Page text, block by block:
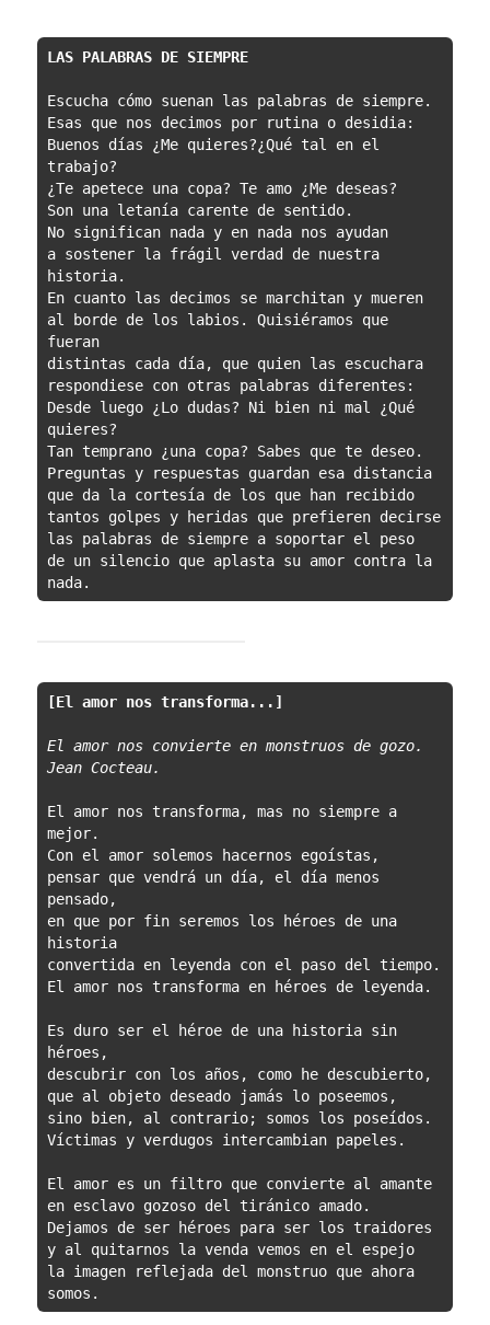
Escucha cómo suenan las palabras de siempre.
Esas que nos decimos por rutina o desidia:
Buenos días ¿Me quieres?¿Qué tal en el
trabajo?
¿Te apetece una copa? Te amo ¿Me deseas?
Son una letanía carente de sentido.
No significan nada y en nada nos ayudan
a sostener la frágil verdad de nuestra
historia.
En cuanto las decimos se marchitan y mueren
al borde de los labios. Quisiéramos que
fueran
distintas cada día, que quien las escuchara
respondiese con otras palabras diferentes:
Desde luego ¿Lo dudas? Ni bien ni mal ¿Qué
quieres?
Tan temprano ¿una copa? Sabes que te deseo.
Preguntas y respuestas guardan esa distancia
que da la cortesía de los que han recibido
tantos golpes y heridas que prefieren decirse
las palabras de siempre a soportar el peso
de un silencio que aplasta su amor contra la
nada.
[El amor nos transforma...]
El amor nos convierte en monstruos de gozo.
Jean Cocteau.
El amor nos transforma, mas no siempre a
mejor.
Con el amor solemos hacernos egoístas,
pensar que vendrá un día, el día menos
pensado,
en que por fin seremos los héroes de una
historia
convertida en leyenda con el paso del tiempo.
El amor nos transforma en héroes de leyenda.
Es duro ser el héroe de una historia sin
héroes,
descubrir con los años, como he descubierto,
que al objeto deseado jamás lo poseemos,
sino bien, al contrario; somos los poseídos.
Víctimas y verdugos intercambian papeles.
El amor es un filtro que convierte al amante
en esclavo gozoso del tiránico amado.
Dejamos de ser héroes para ser los traidores
y al quitarnos la venda vemos en el espejo
la imagen reflejada del monstruo que ahora